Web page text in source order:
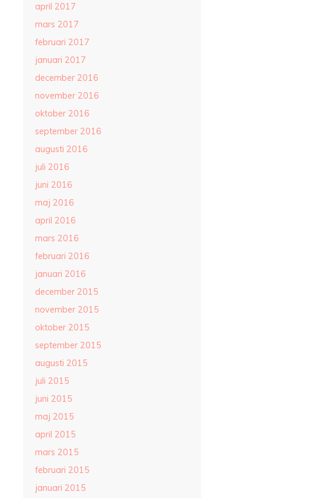
april 2017
mars 2017
februari 2017
januari 2017
december 2016
november 2016
oktober 2016
september 2016
augusti 2016
juli 2016
juni 2016
maj 2016
april 2016
mars 2016
februari 2016
januari 2016
december 2015
november 2015
oktober 2015
september 2015
augusti 2015
juli 2015
juni 2015
maj 2015
april 2015
mars 2015
februari 2015
januari 2015